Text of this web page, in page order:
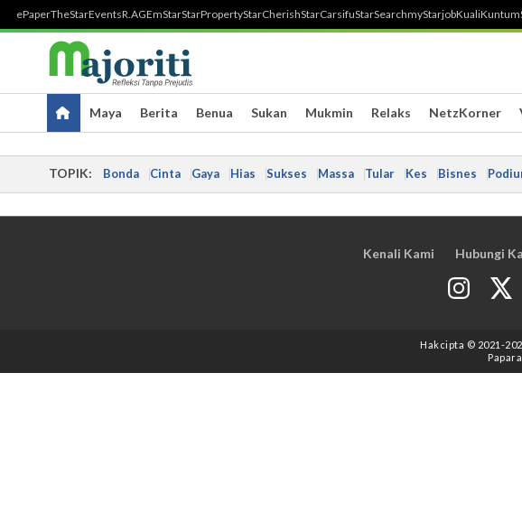
ePaperTheStarEventsR.AGEmStarStarPropertyStarCherishStarCarsifuStarSearchmyStarjobKualiKuntum
Maya Berita Benua Sukan Mukmin Relaks NetzKorner
TOPIK: Bonda Cinta Gaya Hias Sukses Massa Tular Kes Bisnes
Kenali Kami Hubungi
Hakcipta © 2021 -